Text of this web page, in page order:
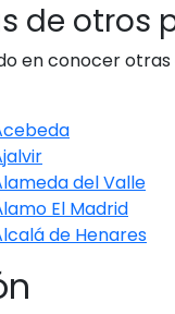
de otros
en conocer
del Valle
El Madrid
de Henares